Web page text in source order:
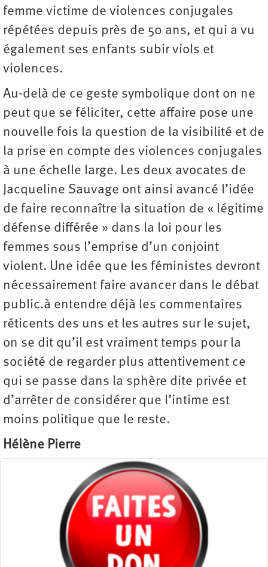
femme victime de violences conjugales
répétées depuis près de 50 ans, et qui a vu
également ses enfants subir viols et
violences.
Au-delà de ce geste symbolique dont on ne
peut que se féliciter, cette affaire pose une
nouvelle fois la question de la visibilité et de
la prise en compte des violences conjugales
à une échelle large. Les deux avocates de
Jacqueline Sauvage ont ainsi avancé l’idée
de faire reconnaître la situation de « légitime
défense différée » dans la loi pour les
femmes sous l’emprise d’un conjoint
violent. Une idée que les féministes devront
nécessairement faire avancer dans le débat
public.à entendre déjà les commentaires
réticents des uns et les autres sur le sujet,
on se dit qu’il est vraiment temps pour la
société de regarder plus attentivement ce
qui se passe dans la sphère dite privée et
d’arrêter de considérer que l’intime est
moins politique que le reste.
Hélène Pierre